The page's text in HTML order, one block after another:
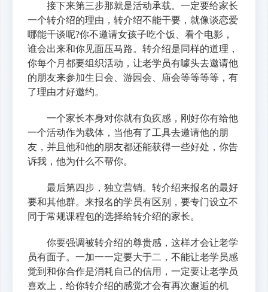
接下来第三步那就是活动承载。一定要给家长
一个转介绍的理由，转介绍不能干要，就像谈恋爱
哪能干谈呢?你不邀请女孩子吃个饭、看个电影，
谁会出来和你见面压马路。转介绍是同样的道理，
你每个月都要组织活动，让老学员有噱头去邀请他
的朋友来参加生日会、游园会、庙会等等等等，有
了理由才好邀约。
一个家长本身对你就有负疚感，刚好你有给他
一个活动作为载体，当他有了工具去邀请他的朋
友，并且他和他的朋友都还能获得一些好处，你告
诉我，他为什么不帮你。
最后第四步，独立营销。转介绍来报名的最好
要和其他群。来报名的学员有区别，要专门设立不
同于常规课程包的选择给转介绍的家长。
你要强调被转介绍的尊贵感，这样才会让老学
员有面子。一加一一定要大于二，不能让老学员感
觉到和你合作是消耗自己的信用，一定要让老学员
喜欢上，给你转介绍的感觉才会有再次邂逅的机